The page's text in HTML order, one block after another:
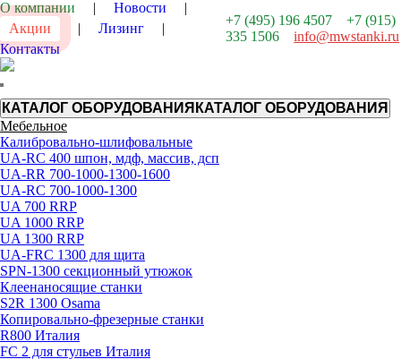
О компании | Новости |
Акции
| Лизинг |
Контакты
+7 (495) 196 4507
+7 (915)
335 1506
info@mwstanki.ru
КАТАЛОГ ОБОРУДОВАНИЯ КАТАЛОГ ОБОРУДОВАНИЯ
Мебельное
Калибровально-шлифовальные
UA-RС 400 шпон, мдф, массив, дсп
UA-RR 700-1000-1300-1600
UA-RC 700-1000-1300
UA 700 RRP
UA 1000 RRP
UA 1300 RRP
UA-FRC 1300 для щита
SPN-1300 секционный утюжок
Клеенаносящие станки
S2R 1300 Osama
Копировально-фрезерные станки
R800 Италия
FC 2 для стульев Италия